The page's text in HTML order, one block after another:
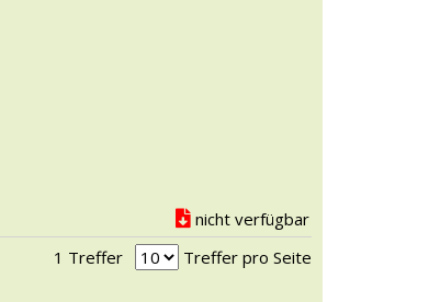
nicht verfügbar
1 Treffer
Treffer pro Seite